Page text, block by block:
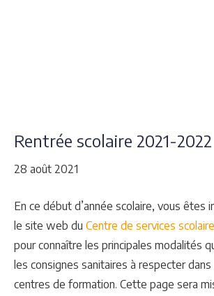
Rentrée scolaire 2021-2022
28 août 2021
En ce début d’année scolaire, vous êtes
le site web du Centre de services
pour connaître les principales modalités
les consignes sanitaires à respecter
centres de formation. Cette page sera